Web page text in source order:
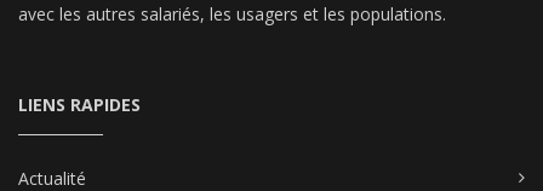
avec les autres salariés, les usagers et les populations.
LIENS RAPIDES
Actualité